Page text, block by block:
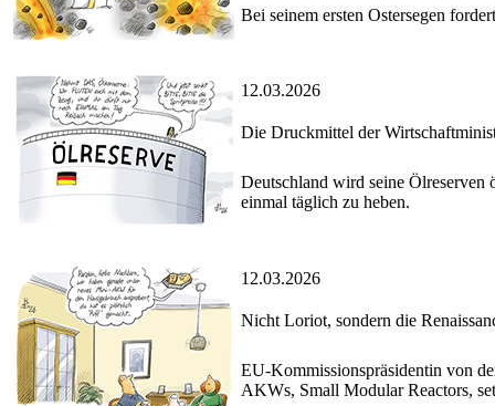
Bei seinem ersten Ostersegen
12.03.2026
Die Druckmittel der
Deutschland wird seine Ölreserven
einmal täglich zu heben.
12.03.2026
Nicht Loriot, sondern die
EU-Kommissionspräsidentin von
AKWs, Small Modular Reactors,